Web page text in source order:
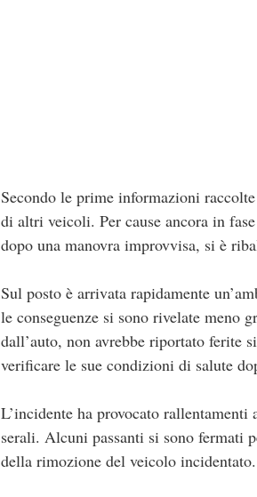
Secondo le prime informazioni
di altri veicoli. Per cause ancora in
dopo una manovra improvvisa, si è
Sul posto è arrivata rapidamente
le conseguenze si sono rivelate meno
dall’auto, non avrebbe riportato ferite
verificare le sue condizioni di salute
L’incidente ha provocato
serali. Alcuni passanti si sono fermati
della rimozione del veicolo incidentato.